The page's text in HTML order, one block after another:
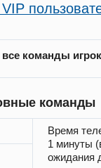
команды
команды
Время
1 минуты
ожидания